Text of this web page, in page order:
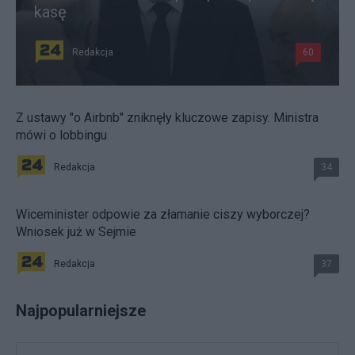
kasę
Redakcja 60
Z ustawy "o Airbnb" zniknęły kluczowe zapisy. Ministra
mówi o lobbingu
Redakcja 34
Wiceminister odpowie za złamanie ciszy wyborczej?
Wniosek już w Sejmie
Redakcja 37
Najpopularniejsze